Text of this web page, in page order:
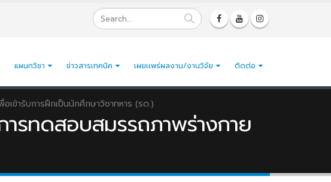
แผนกวิชา ข่าวสารเทคนิค เผยเเพร่ผลงาน/งานวิจัย ติดต่อ
เข้ารับการฝึกเป็นนักศึกษาวิชาทหาร (รด.)
ารทดสอบสมรรถภาพร่างกาย